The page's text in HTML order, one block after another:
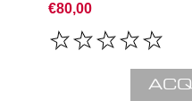
€80,00